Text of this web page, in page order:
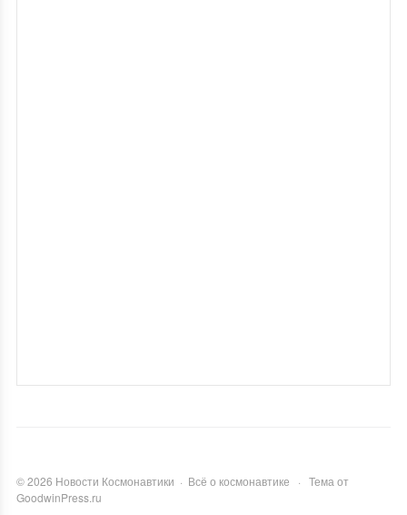
©2026 Новости Космонавтики · Всё о космонавтике · Тема от
GoodwinPress.ru